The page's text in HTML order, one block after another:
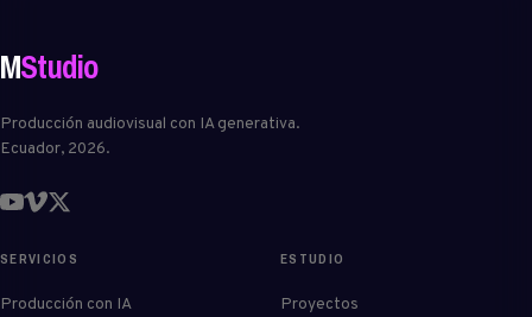
MStudio
Producción audiovisual con IA generativa.
Ecuador, 2026.
SERVICIOS
Producción con IA
ESTUDIO
Proyectos